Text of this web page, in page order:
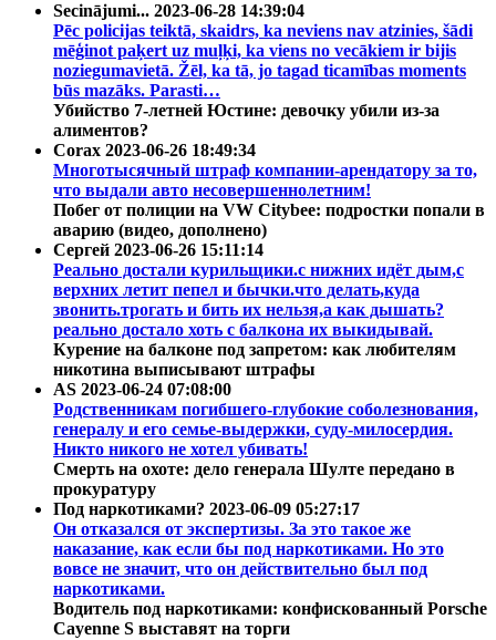
Secinājumi... 2023-06-28 14:39:04
Pēc policijas teiktā, skaidrs, ka neviens nav atzinies, šādi
mēģinot paķert uz muļķi, ka viens no vecākiem ir bijis
noziegumavietā. Žēl, ka tā, jo tagad ticamības moments
būs mazāks. Parasti…
Убийство 7-летней Юстине: девочку убили из-за
алиментов?
Corax 2023-06-26 18:49:34
Многотысячный штраф компании-арендатору за то,
что выдали авто несовершеннолетним!
Побег от полиции на VW Citybee: подростки попали в
аварию (видео, дополнено)
Сергей 2023-06-26 15:11:14
Реально достали курильщики.с нижних идёт дым,с
верхних летит пепел и бычки.что делать,куда
звонить.трогать и бить их нельзя,а как дышать?
реально достало хоть с балкона их выкидывай.
Курение на балконе под запретом: как любителям
никотина выписывают штрафы
AS 2023-06-24 07:08:00
Родственникам погибшего-глубокие соболезнования,
генералу и его семье-выдержки, суду-милосердия.
Никто никого не хотел убивать!
Смерть на охоте: дело генерала Шулте передано в
прокуратуру
Под наркотиками? 2023-06-09 05:27:17
Он отказался от экспертизы. За это такое же
наказание, как если бы под наркотиками. Но это
вовсе не значит, что он действительно был под
наркотиками.
Водитель под наркотиками: конфискованный Porsche
Cayenne S выставят на торги